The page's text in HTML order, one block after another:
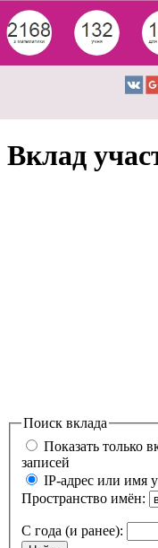
Вклад
Поиск вклада
Показать только
записей
IP-адрес или имя
Пространство имён:
С года (и ранее):